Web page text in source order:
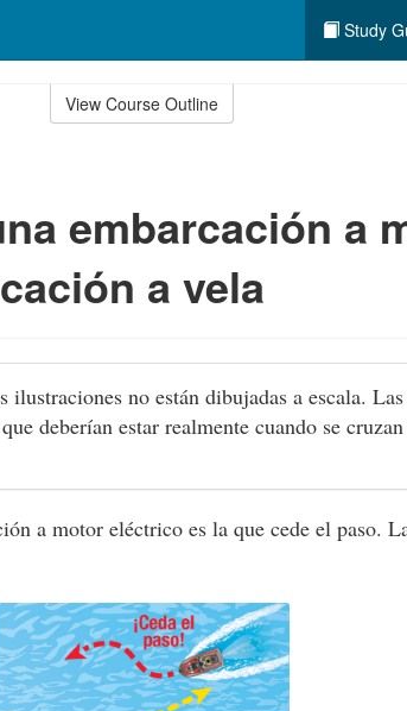
Study
View Course Outline
embarcación a
a vela
ilustraciones no están dibujadas a escala.
deberían estar realmente cuando se
a motor eléctrico es la que cede el paso.